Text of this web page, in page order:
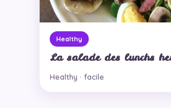
Healthy
La salade des lunchs
Healthy · facile